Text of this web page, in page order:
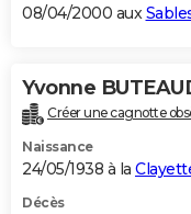
08/04/2000 aux
Yvonne
Créer une cagnotte
Naissance
24/05/1938 à la
Décès